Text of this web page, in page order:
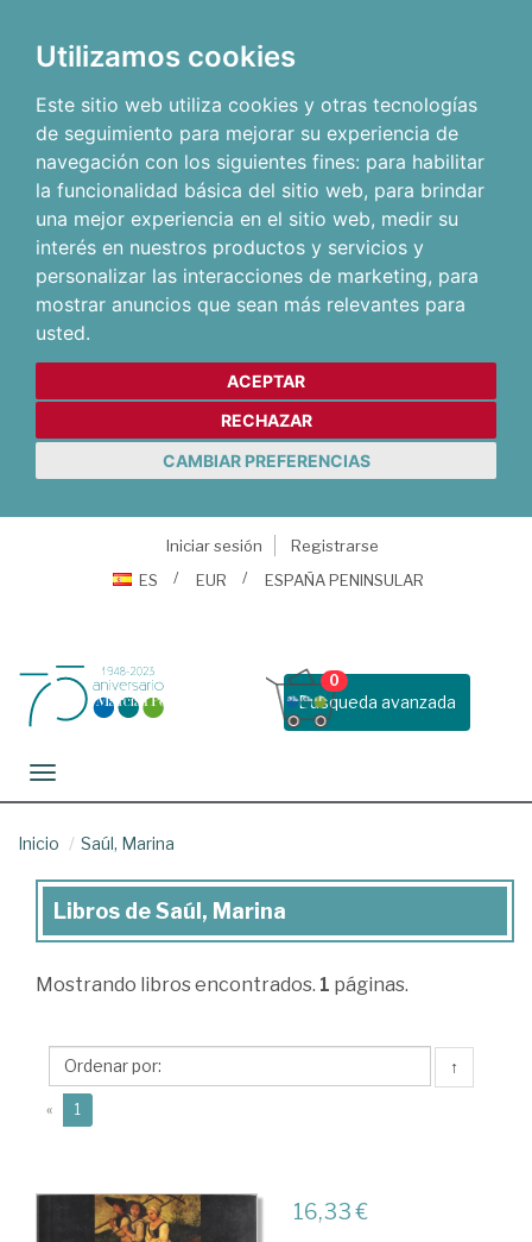
Utilizamos cookies
Este sitio web utiliza cookies y otras tecnologías
de seguimiento para mejorar su experiencia de
navegación con los siguientes fines: para habilitar
la funcionalidad básica del sitio web, para brindar
una mejor experiencia en el sitio web, medir su
interés en nuestros productos y servicios y
personalizar las interacciones de marketing, para
mostrar anuncios que sean más relevantes para
usted.
ACEPTAR
RECHAZAR
CAMBIAR PREFERENCIAS
Iniciar sesión
Registrarse
ES
EUR ESPAÑA PENINSULAR
Busqueda avanzada
0
Toggle navigation
Inicio Saúl, Marina
Libros
Saúl,
Libros de Saúl, Marina
Mostrando libros encontrados. 1 páginas.
↑
« 1
16,33 €